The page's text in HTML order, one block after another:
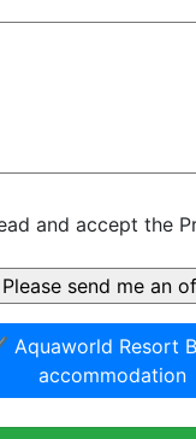
and accept the
Resort
accommodation